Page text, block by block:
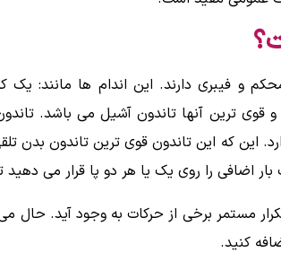
و فیبری دارند. این اندام ها مانند:
قوی ترین آنها تاندون آشیل می باشد.
این که این تاندون قوی ترین تاندون بدن
اضافی را روی یک یا هر دو پا قرار می
مستمر برخی از حرکات به وجود آید. حال
کنید.